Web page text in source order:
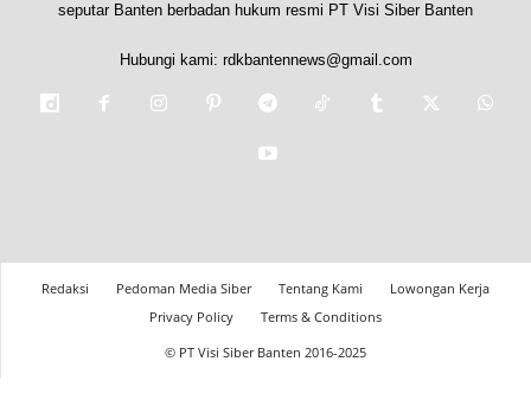
seputar Banten berbadan hukum resmi PT Visi Siber Banten
Hubungi kami: rdkbantennews@gmail.com
Redaksi Pedoman Media Siber Tentang Kami
Lowongan Kerja
Privacy Policy
Terms & Conditions
© PT Visi Siber Banten 2016-2025